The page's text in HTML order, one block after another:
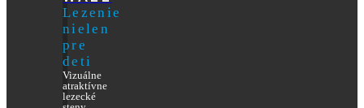
Lezenie
nielen
pre
deti
Vizuálne
atraktívne
lezecké